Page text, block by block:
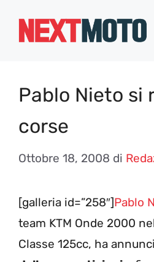
Pablo Nieto si
corse
Ottobre 18, 2008 di
[galleria id=”258″]Pablo
team KTM Onde 2000
Classe 125cc, ha